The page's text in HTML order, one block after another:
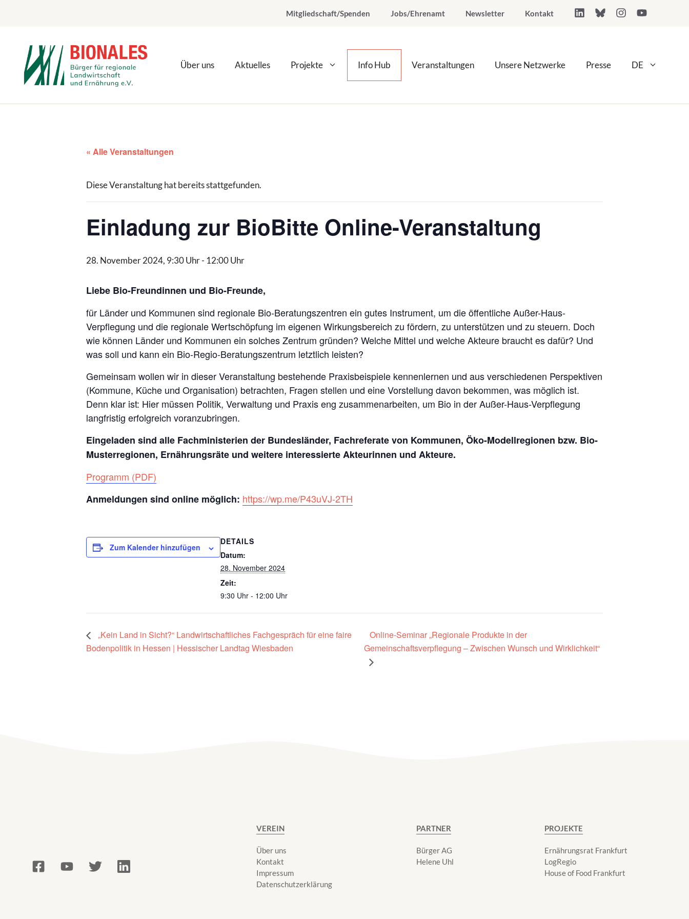
Mitgliedschaft/Spenden Jobs/Ehrenamt Newsletter Kontakt
Über uns Aktuelles Projekte Info Hub Veranstaltungen Unsere Netzwerke Presse DE
« Alle Veranstaltungen
Diese Veranstaltung hat bereits stattgefunden.
Einladung zur BioBitte Online-Veranstaltung
28. November 2024, 9:30 Uhr- 12:00 Uhr
Liebe Bio-Freundinnen und Bio-Freunde,
für Länder und Kommunen sind regionale Bio-Beratungszentren ein gutes Instrument, um die öffentliche Außer-Haus-
Verpflegung und die regionale Wertschöpfung im eigenen Wirkungsbereich zu fördern, zu unterstützen und zu steuern. Doch
wie können Länder und Kommunen ein solches Zentrum gründen? Welche Mittel und welche Akteure braucht es dafür? Und
was soll und kann ein Bio-Regio-Beratungszentrum letztlich leisten?
Gemeinsam wollen wir in dieser Veranstaltung bestehende Praxisbeispiele kennenlernen und aus verschiedenen Perspektiven
(Kommune, Küche und Organisation) betrachten, Fragen stellen und eine Vorstellung davon bekommen, was möglich ist.
Denn klar ist: Hier müssen Politik, Verwaltung und Praxis eng zusammenarbeiten, um Bio in der Außer-Haus-Verpflegung
langfristig erfolgreich voranzubringen.
Eingeladen sind alle Fachministerien der Bundesländer, Fachreferate von Kommunen, Öko-Modellregionen bzw. Bio-
Musterregionen, Ernährungsräte und weitere interessierte Akteurinnen und Akteure.
Programm (PDF)
Anmeldungen sind online möglich: https://wp.me/P43uVJ-2TH
Zum Kalender hinzufügen
DETAILS
Datum:
28. November 2024
Zeit:
9:30 Uhr - 12:00 Uhr
„Kein Land in Sicht?“ Landwirtschaftliches Fachgespräch für eine faire
Bodenpolitik in Hessen | Hessischer Landtag Wiesbaden
Online-Seminar „Regionale Produkte in der
Gemeinschaftsverpflegung – Zwischen Wunsch und Wirklichkeit“
VEREIN
Über uns
Kontakt
Impressum
Datenschutzerklärung
PARTNER
Bürger AG
Helene Uhl
PROJEKTE
Ernährungsrat Frankfurt
LogRegio
House of Food Frankfurt